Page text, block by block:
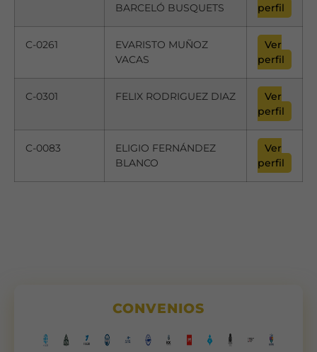
BARCELÓ BUSQUETS
perfil
C-0261
EVARISTO MUÑOZ
VACAS
Ver
perfil
C-0301 FELIX RODRIGUEZ DIAZ
Ver
perfil
C-0083
ELIGIO FERNÁNDEZ
BLANCO
Ver
perfil
CONVENIOSopcionales.
necesarias